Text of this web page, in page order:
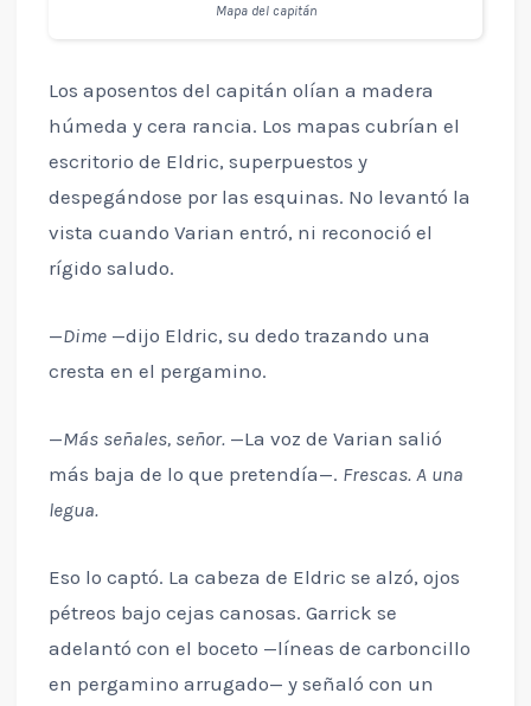
Mapa del capitán
Los aposentos del capitán olían a madera
húmeda y cera rancia. Los mapas cubrían el
escritorio de Eldric, superpuestos y
despegándose por las esquinas. No levantó la
vista cuando Varian entró, ni reconoció el
rígido saludo.
—Dime—dijo Eldric, su dedo trazando una
cresta en el pergamino.
—Más señales, señor.—La voz de Varian salió
más baja de lo que pretendía—. Frescas. A una
legua.
Eso lo captó. La cabeza de Eldric se alzó, ojos
pétreos bajo cejas canosas. Garrick se
adelantó con el boceto —líneas de carboncillo
en pergamino arrugado— y señaló con un